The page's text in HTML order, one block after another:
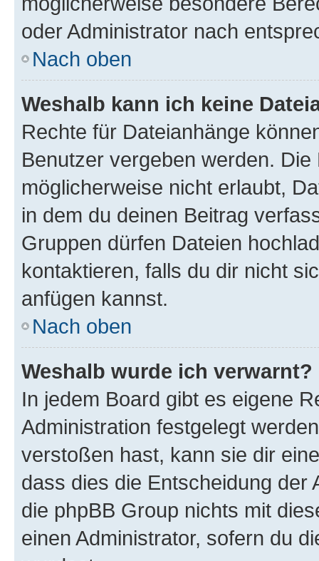
oder Administrator nach
Nach oben
Weshalb kann ich keine
Rechte für Dateianhänge
Benutzer vergeben werden.
möglicherweise nicht erlaubt,
in dem du deinen Beitrag
Gruppen dürfen Dateien
kontaktieren, falls du dir nicht
anfügen kannst.
Nach oben
Weshalb wurde ich verwarnt?
In jedem Board gibt es eigene
Administration festgelegt
verstoßen hast, kann sie dir
dass dies die Entscheidung der
die phpBB Group nichts mit
einen Administrator, sofern du